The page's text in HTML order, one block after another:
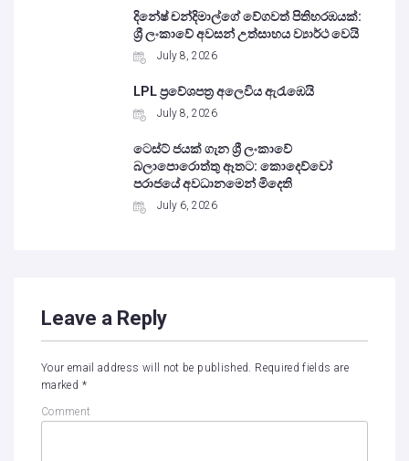
දිනේෂ් චන්දිමාල්ගේ වේගවත් පිතිහරඹයක්:
ශ්‍රී ලංකාවේ අවසන් උත්සාහය ව්‍යාර්ථ වෙයි
July 8, 2026
LPL ප්‍රවේශපත්‍ර අලෙවිය ඇරැඹෙයි
July 8, 2026
ටෙස්ට් ජයක් ගැන ශ්‍රී ලංකාවේ
බලාපොරොත්තු ඈතට: කොදෙව්වෝ
පරාජයේ අවධානමෙන් මිදෙති
July 6, 2026
Leave a Reply
Your email address will not be published. Required fields are
marked *
Comment